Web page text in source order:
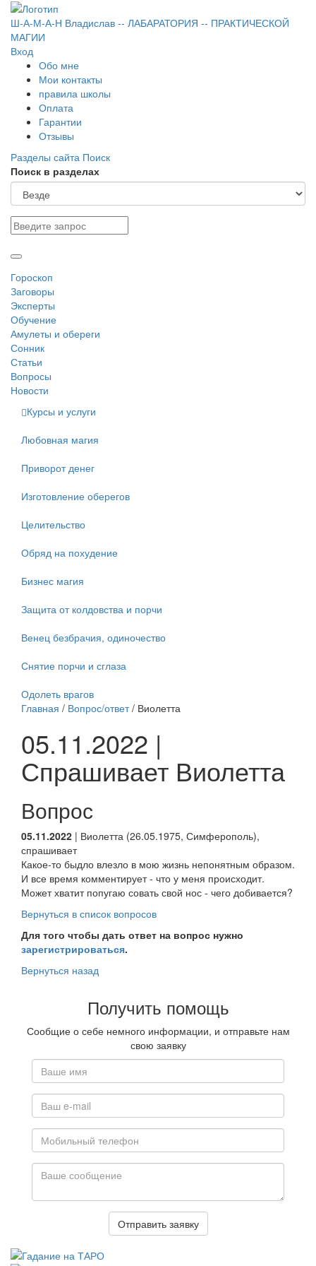
Ш-А-М-А-Н Владислав -- ЛАБАРАТОРИЯ -- ПРАКТИЧЕСКОЙ
МАГИИ
Вход
Обо мне
Мои контакты
правила школы
Оплата
Гарантии
Отзывы
Разделы сайта Поиск
Поиск в разделах
Гороскоп
Заговоры
Эксперты
Обучение
Амулеты и обереги
Сонник
Статьи
Вопросы
Новости
Курсы и услуги
Любовная магия
Приворот денег
Изготовление оберегов
Целительство
Обряд на похудение
Бизнес магия
Защита от колдовства и порчи
Венец безбрачия, одиночество
Снятие порчи и сглаза
Одолеть врагов
Главная / Вопрос/ответ/ Виолетта
05.11.2022 |
Спрашивает Виолетта
Вопрос
05.11.2022 | Виолетта (26.05.1975, Симферополь),
спрашивает
Какое-то быдло влезло в мою жизнь непонятным образом.
И все время комментирует - что у меня происходит.
Может хватит попугаю совать свой нос - чего добивается?
Вернуться в список вопросов
Для того чтобы дать ответ на вопрос нужно
зарегистрироваться.
Вернуться назад
Получить помощь
Сообщие о себе немного информации, и отправьте нам
свою заявку
Отправить заявку